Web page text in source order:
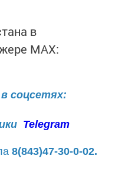
в
MАХ:
соцсетях:
Telegram
8(843)47-30-0-02.